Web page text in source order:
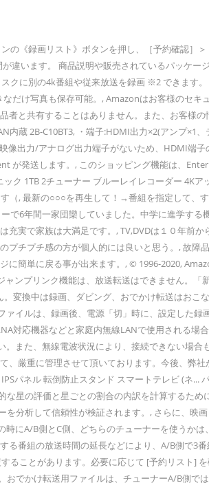
われるタイトルの確認方法 ●録画できる最大番組数は3000番組です。 〇4KDRモード／4K長時間録画モードの録画番組は、1.3倍速再生/ゆっくり再生ができません。 ※8 著作権保護のために、ディスクによっては本機をインターネットに接続していないと再生できない場合があります。 数クリックで知りたい情報に辿り着けます。, 使いかたで困ったときに「質問」として書き込むと、詳しい人からの回答やアドバイスが得られる コミュニケーションの場：「OKBiz for Community Support」を紹介します。, 外部入力の映像を録画予約しようとして、［重複確認］や「2番組同時録画中はできません」と表示されたときは, 下記3つの条件がすべてそろうと、上記確認画面は表示されません。（録画はおこなわれます）, レコーダーのホーム画面の［設定］＞［おでかけ転送設定］＞［高速転送録画］が「切」になっている。, チューナーCの録画先がBDの場合には、録画モード［DR］以外では録画できません。［DR］に変更して録画予約するかを確認する画面が表示されます。, 変換にはタイトルの再生時間と同じぐらいの時間が必要です。変換可能な空き時間があると本機が判断したタイトルから順に変換します。, 録画したタイトル／放送中の番組を別の部屋で見るとき（ルームリンク／家じゅうどこでも視聴）, ブラビアリモコンの《見る》／《予約する》／《見て録》／《リンクメニュー》ボタンでの本機の操作したとき, 本機と外付けハードディスクの間でコピーしたタイトル（ムーブの場合は移動先で変換対象となります）. 〇新4K衛星放送は、放送画質（4KDRモード）または4K長時間録画モード（4K 1.5倍/2倍/4倍/8～12倍の4段階）で録画可能です。4K長時間モードで録画する場合は、一旦、放送画質（4KDRモード）で録画後に指定した録画モードに自動変換します。 ●3チューナー搭載ですが、3番組同時録画はできません。 BS4K・110度CS4K放送の2番組同時裏録はできません。 〇新4K衛星放送の番組や従来放送の番組をDVDに直接録画できません。一旦、内蔵HDDに録画した後でハイビジョン画質やDVD画質に録画モードを変換してダビングしてください。 ソースネクスト株式会社（本社：東京都港区虎ノ門 3-8-21 虎ノ門33森ビル6F 代表取締役社長：松田 憲幸）は、web動画の録画ソフト「B’ s 動画レコーダー 3」のダウンロード版を 2016 年3月17日（木）に、パッケージ版を 2016 年4月28日（木）に、 3,980 円（税抜）で発売いたします。 代表取締役社長：松田 憲幸）は、web動画の録画ソフト「B’s 動画レコーダー 3」のダウンロード版を2016年3月17日（木）に、パッケージ版を2016年4月28日（木）に、3,980円（税抜）で発売いたします。本製品はYouTubeなどのweb動画を簡単操作で録画できるソフトで、動画のカット編集機能を搭載した最新版です。, 本製品はYouTubeなどのweb 動画を簡単操作で録画できるソフトです。ニコニコ動画のコメントや、生放送もそのまま録画でき、録画したファイルはモバイル機器で簡単に再生できます。, 録画した動画のカット編集※ができます。撮り始めや撮り終わり、CMなど不要な部分のカットに使えます。, 録画したファイルの保存先をDropboxに指定できます。Dropboxに保存した動画ファイルは自動でサーバーに同期されるので、他のパソコンやモバイル機器、タブレットで再生できます。, マウスカーソルの録画に対応。画面の操作説明をしたい場合などに便利です。マウスカーソルの表示をOFFにすることもできます。, 録画は簡単、わずか2ステップ。生放送など急いで録画したい時にも、スムーズに録画を開始できます。 録画範囲も、フルスクリーン録画、ウィンドウ部分録画、指定範囲録画から選べます。, スタートパネルから各機能を迷わず使えます。録画中は邪魔にならないコンパクトサイズに自動で変わります。, 再生中のweb動画から音声だけを録音したり、録画した動画から音声ファイルを抽出できます。, 著作権者が第三者の自由な使用を許諾していない動画・音楽ファイルの利用は、著作権法で禁止されています。, ・ゲーム画面の録画には、ゲームと本製品を同時に動作できる性能のパソコンが必要です。, ・Dropboxとの連携機能を使用するには、Dropboxに登録する必要があります。, TEL 050-5533-4602 FAX 03-6430-6405 MAIL pr@sourcenext.com, ※レビュー用の製品貸出しは随時承っております。評価版が必要でしたらご連絡ください。, TEL